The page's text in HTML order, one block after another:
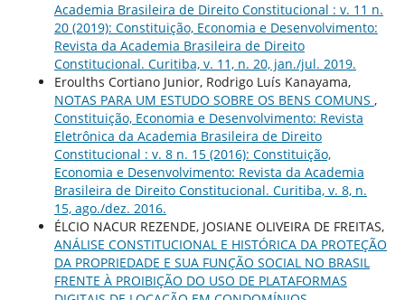
Academia Brasileira de Direito Constitucional : v. 11 n.
20 (2019): Constituição, Economia e Desenvolvimento:
Revista da Academia Brasileira de Direito
Constitucional. Curitiba, v. 11, n. 20, jan./jul. 2019.
Eroulths Cortiano Junior, Rodrigo Luís Kanayama,
NOTAS PARA UM ESTUDO SOBRE OS BENS COMUNS ,
Constituição, Economia e Desenvolvimento: Revista
Eletrônica da Academia Brasileira de Direito
Constitucional : v. 8 n. 15 (2016): Constituição,
Economia e Desenvolvimento: Revista da Academia
Brasileira de Direito Constitucional. Curitiba, v. 8, n.
15, ago./dez. 2016.
ÉLCIO NACUR REZENDE, JOSIANE OLIVEIRA DE FREITAS,
ANÁLISE CONSTITUCIONAL E HISTÓRICA DA PROTEÇÃO
DA PROPRIEDADE E SUA FUNÇÃO SOCIAL NO BRASIL
FRENTE À PROIBIÇÃO DO USO DE PLATAFORMAS